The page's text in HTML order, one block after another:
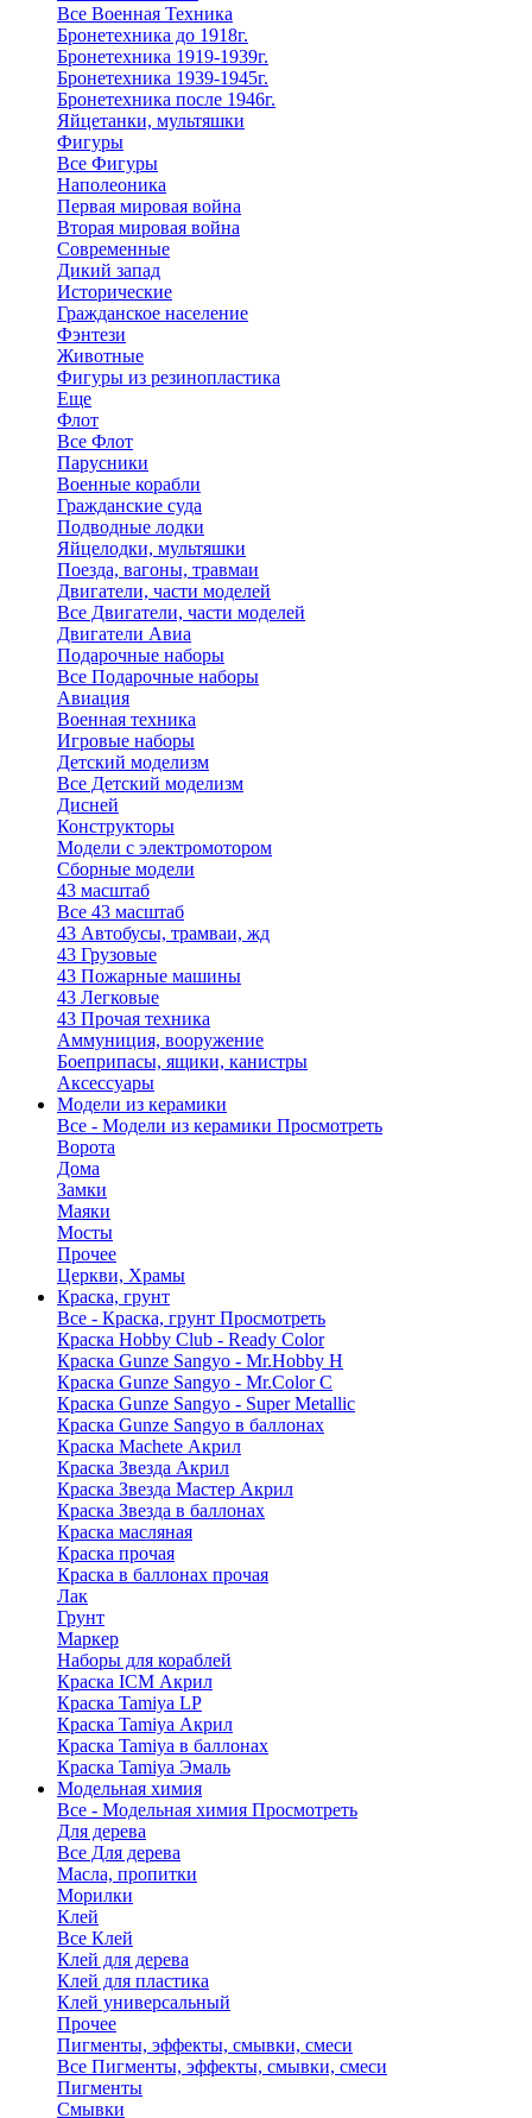
Все Военная Техника
Бронетехника до 1918г.
Бронетехника 1919-1939г.
Бронетехника 1939-1945г.
Бронетехника после 1946г.
Яйцетанки, мультяшки
Фигуры
Все Фигуры
Наполеоника
Первая мировая война
Вторая мировая война
Современные
Дикий запад
Исторические
Гражданское население
Фэнтези
Животные
Фигуры из резинопластика
Еще
Флот
Все Флот
Парусники
Военные корабли
Гражданские суда
Подводные лодки
Яйцелодки, мультяшки
Поезда, вагоны, травмаи
Двигатели, части моделей
Все Двигатели, части моделей
Двигатели Авиа
Подарочные наборы
Все Подарочные наборы
Авиация
Военная техника
Игровые наборы
Детский моделизм
Все Детский моделизм
Дисней
Конструкторы
Модели с электромотором
Сборные модели
43 масштаб
Все 43 масштаб
43 Автобусы, трамваи, жд
43 Грузовые
43 Пожарные машины
43 Легковые
43 Прочая техника
Аммуниция, вооружение
Боеприпасы, ящики, канистры
Аксессуары
Модели из керамики
Все - Модели из керамики Просмотреть
Ворота
Дома
Замки
Маяки
Мосты
Прочее
Церкви, Храмы
Краска, грунт
Все - Краска, грунт Просмотреть
Краска Hobby Club - Ready Color
Краска Gunze Sangyo - Mr.Hobby H
Краска Gunze Sangyo - Mr.Color C
Краска Gunze Sangyo - Super Metallic
Краска Gunze Sangyo в баллонах
Краска Machete Акрил
Краска Звезда Акрил
Краска Звезда Мастер Акрил
Краска Звезда в баллонах
Краска масляная
Краска прочая
Краска в баллонах прочая
Лак
Грунт
Маркер
Наборы для кораблей
Краска ICM Акрил
Краска Tamiya LP
Краска Tamiya Акрил
Краска Tamiya в баллонах
Краска Tamiya Эмаль
Модельная химия
Все - Модельная химия Просмотреть
Для дерева
Все Для дерева
Масла, пропитки
Морилки
Клей
Все Клей
Клей для дерева
Клей для пластика
Клей универсальный
Прочее
Пигменты, эффекты, смывки, смеси
Все Пигменты, эффекты, смывки, смеси
Пигменты
Смывки